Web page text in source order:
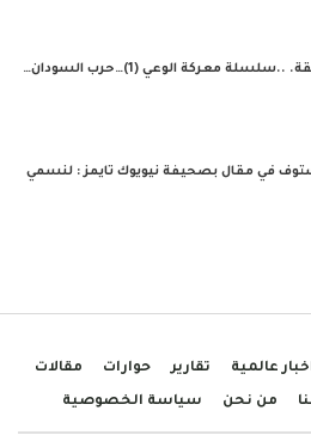
معركة الوعي (1)…حرب السودان…
في مقال بصحيفة نيويوك تايمز : لنسمي
عالمية تقارير حوارات مقالات
من نحن سياسة الخصوصية